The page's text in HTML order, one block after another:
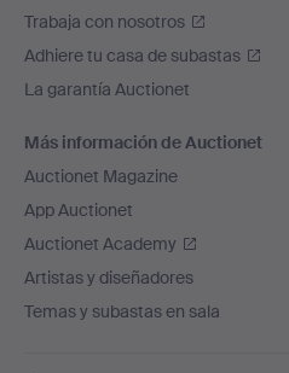
Trabaja con nosotros
Adhiere tu casa de subastas
La garantía Auctionet
Más información de Auctionet
Auctionet Magazine
App Auctionet
Auctionet Academy
Artistas y diseñadores
Temas y subastas en sala